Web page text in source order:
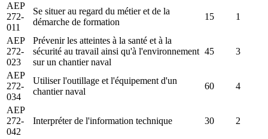
AEP
272-
011
Se situer au regard du métier et de la
démarche de formation
15 1
AEP
272-
023
Prévenir les atteintes à la santé et à la
sécurité au travail ainsi qu'à l'environnement
sur un chantier naval
45 3
AEP
272-
034
Utiliser l'outillage et l'équipement d'un
chantier naval
60 4
AEP
272-
042
Interpréter de l'information technique 30 2